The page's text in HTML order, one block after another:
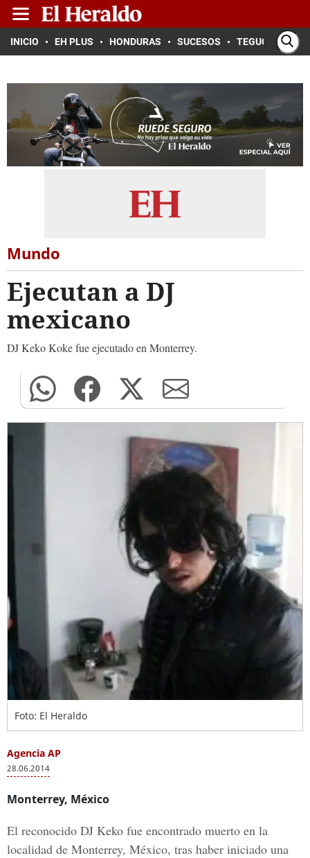
INICIO EH PLUS HONDURAS SUCESOS TEGUCIGALPA
Mundo
Ejecutan a DJ
mexicano
DJ Keko Koke fue ejecutado en Monterrey.
Foto: El Heraldo
Agencia AP
28.06.2014
Monterrey, México
El reconocido DJ Keko fue encontrado muerto en la
localidad de Monterrey, México, tras haber iniciado una